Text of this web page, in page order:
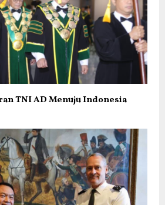
TNI AD Menuju Indonesia